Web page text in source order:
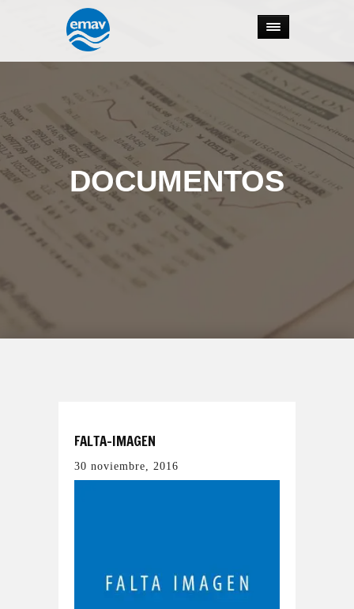
DOCUMENTOS
FALTA-IMAGEN
30 noviembre, 2016